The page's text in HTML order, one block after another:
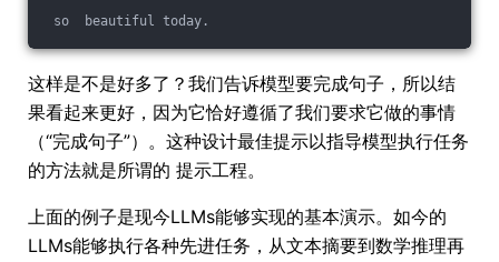
so  beautiful today.
这样是不是好多了？我们告诉模型要完成句子，所以结
果看起来更好，因为它恰好遵循了我们要求它做的事情
（“完成句子”）。这种设计最佳提示以指导模型执行任务
的方法就是所谓的 提示工程。
上面的例子是现今LLMs能够实现的基本演示。如今的
LLMs能够执行各种先进任务，从文本摘要到数学推理再